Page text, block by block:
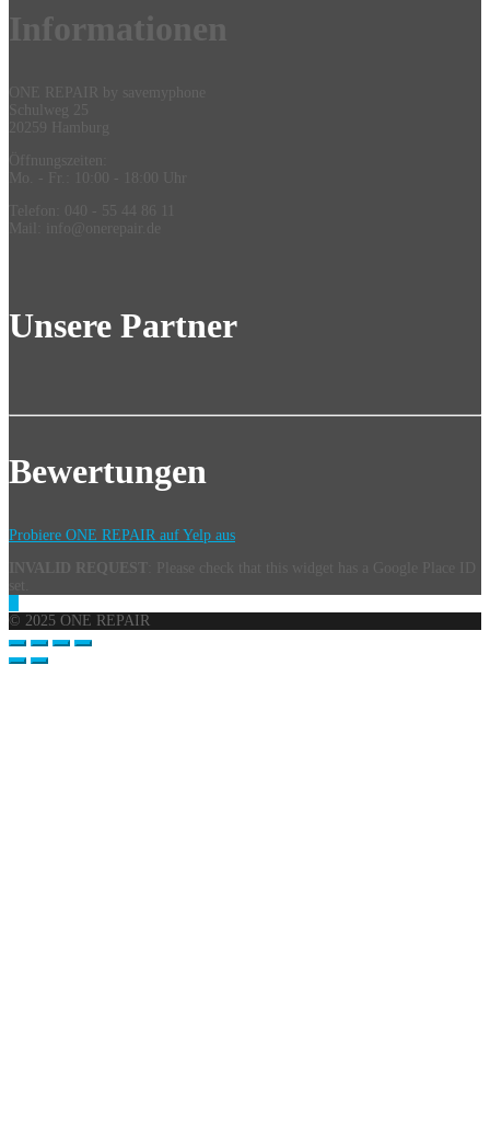
Information en
ONE REPAIR by savemyphone
Schulweg 25
Unsere Partner
Bewertungen
Probiere ONE REPAIR auf Yelp aus
INVALID REQUEST
© 2025 ONE REPAIR